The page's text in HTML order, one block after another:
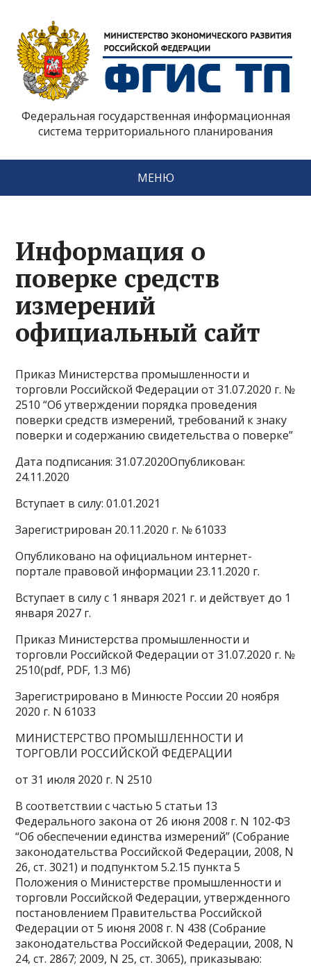
Федеральная государственная информационная
система территориального планирования
МЕНЮ
Информация о
поверке средств
измерений
официальный сайт
Приказ Министерства промышленности и
торговли Российской Федерации от 31.07.2020 г. №
2510 “Об утверждении порядка проведения
поверки средств измерений, требований к знаку
поверки и содержанию свидетельства о поверке”
Дата подписания: 31.07.2020Опубликован:
24.11.2020
Вступает в силу: 01.01.2021
Зарегистрирован 20.11.2020 г. № 61033
Опубликовано на официальном интернет-
портале правовой информации 23.11.2020 г.
Вступает в силу с 1 января 2021 г. и действует до 1
января 2027 г.
Приказ Министерства промышленности и
торговли Российской Федерации от 31.07.2020 г. №
2510(pdf, PDF, 1.3 Мб)
Зарегистрировано в Минюсте России 20 ноября
2020 г. N 61033
МИНИСТЕРСТВО ПРОМЫШЛЕННОСТИ И
ТОРГОВЛИ РОССИЙСКОЙ ФЕДЕРАЦИИ
от 31 июля 2020 г. N 2510
В соответствии с частью 5 статьи 13
Федерального закона от 26 июня 2008 г. N 102-ФЗ
“Об обеспечении единства измерений” (Собрание
законодательства Российской Федерации, 2008, N
26, ст. 3021) и подпунктом 5.2.15 пункта 5
Положения о Министерстве промышленности и
торговли Российской Федерации, утвержденного
постановлением Правительства Российской
Федерации от 5 июня 2008 г. N 438 (Собрание
законодательства Российской Федерации, 2008, N
24, ст. 2867; 2009, N 25, ст. 3065), приказываю: